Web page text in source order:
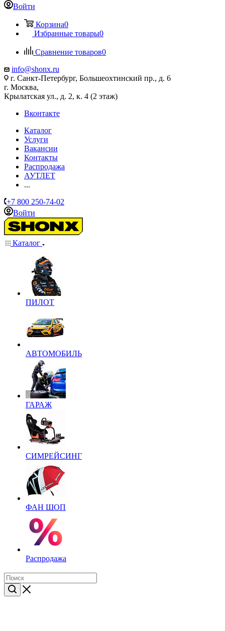
Войти
Корзина0
Избранные товары0
Сравнение товаров0
info@shonx.ru
г. Санкт-Петербург, Большеохтинский пр., д. 6
г. Москва,
Крылатская ул., д. 2, к. 4 (2 этаж)
Вконтакте
Каталог
Услуги
Вакансии
Контакты
Распродажа
АУТЛЕТ
...
+7 800 250-74-02
Войти
Каталог
ПИЛОТ
АВТОМОБИЛЬ
ГАРАЖ
СИМРЕЙСИНГ
ФАН ШОП
Распродажа